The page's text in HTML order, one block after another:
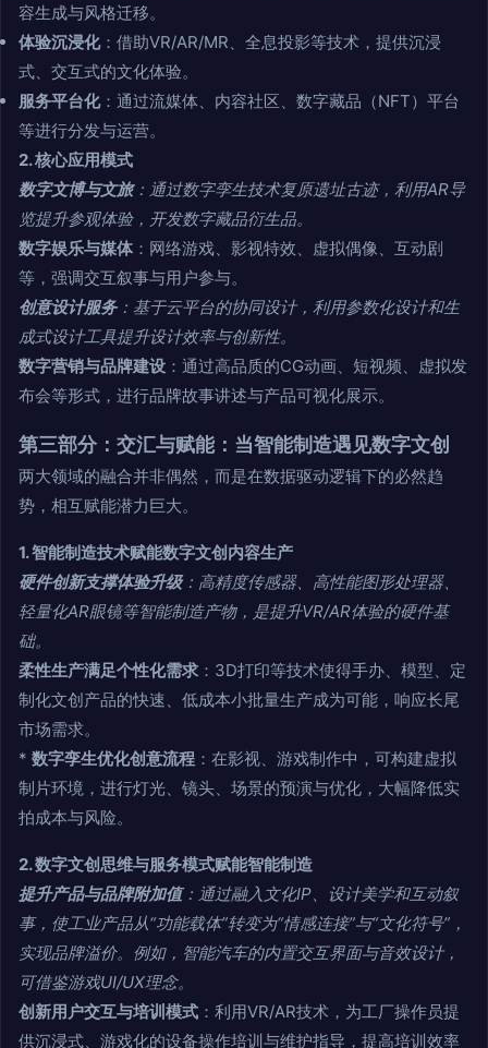
容生成与风格迁移。
体验沉浸化：借助VR/AR/MR、全息投影等技术，提供沉浸
式、交互式的文化体验。
服务平台化：通过流媒体、内容社区、数字藏品（NFT）平台
等进行分发与运营。
2. 核心应用模式
数字文博与文旅：通过数字孪生技术复原遗址古迹，利用AR导
览提升参观体验，开发数字藏品衍生品。
数字娱乐与媒体：网络游戏、影视特效、虚拟偶像、互动剧
等，强调交互叙事与用户参与。
创意设计服务：基于云平台的协同设计，利用参数化设计和生
成式设计工具提升设计效率与创新性。
数字营销与品牌建设 ：通过高品质的CG动画、短视频、虚拟发
布会等形式，进行品牌故事讲述与产品可视化展示。
第三部分：交汇与赋能：当智能制造遇见数字文创
两大领域的融合并非偶然，而是在数据驱动逻辑下的必然趋
势，相互赋能潜力巨大。
1. 智能制造技术赋能数字文创内容生产
硬件创新支撑体验升级：高精度传感器、高性能图形处理器、
轻量化AR眼镜等智能制造产物，是提升VR/AR体验的硬件基
础。
柔性生产满足个性化需求 ：3D打印等技术使得手办、模型、定
制化文创产品的快速、低成本小批量生产成为可能，响应长尾
市场需求。
* 数字孪生优化创意流程 ：在影视、游戏制作中，可构建虚拟
制片环境，进行灯光、镜头、场景的预演与优化，大幅降低实
拍成本与风险。
2. 数字文创思维与服务模式赋能智能制造
提升产品与品牌附加值：通过融入文化IP、设计美学和互动叙
事，使工业产品从“功能载体”转变为“情感连接”与“文化符号”，
实现品牌溢价。例如，智能汽车的内置交互界面与音效设计，
可借鉴游戏UI/UX理念。
创新用户交互与培训模式 ：利用VR/AR技术，为工厂操作员提
供沉浸式、游戏化的设备操作培训与维护指导，提高培训效率